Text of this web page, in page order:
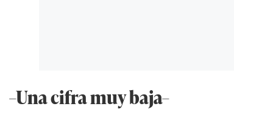
–Una cifra muy baja–